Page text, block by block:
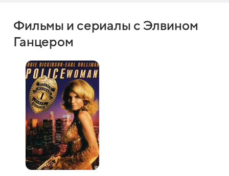
Фильмы и сериалы с Элвином
Ганцером